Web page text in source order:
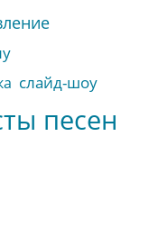
слайд-шоу
песен